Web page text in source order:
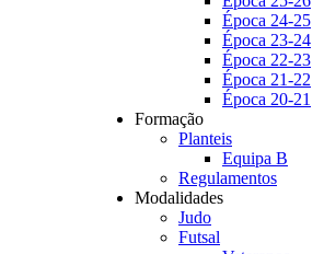
Época 24-25
Época 23-24
Época 22-23
Época 21-22
Época 20-21
Formação
Planteis
Equipa B
Regulamentos
Modalidades
Judo
Futsal